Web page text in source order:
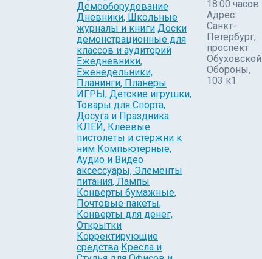
Демооборудование
Дневники, Школьные
журналы и книги Доски
демонстрационные для
классов и аудиторий
Ежедневники,
Еженедельники,
Планинги, Планеры
ИГРЫ, Детские игрушки,
Товары для Спорта,
Досуга и Праздника
КЛЕЙ, Клеевые
пистолеты и стержни к
ним Компьютерные,
Аудио и Видео
аксессуары, Элементы
питания, Лампы
Конверты бумажные,
Почтовые пакеты,
Конверты для денег,
Открытки
Корректирующие
средства Кресла и
18:00 часов
Адрес:
Санкт-
Петербург,
проспект
Обуховской
Обороны,
103 к1